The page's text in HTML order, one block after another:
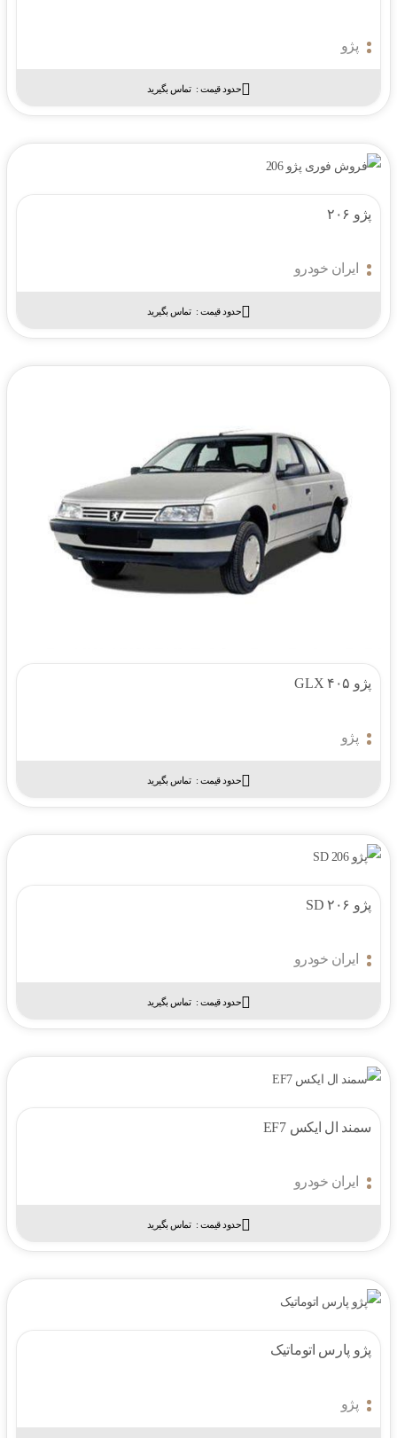
پژو
حدود قیمت :‌ تماس بگیرید
پژو ۲۰۶
ایران خودرو
حدود قیمت :‌ تماس بگیرید
پژو ۴۰۵ GLX
پژو
حدود قیمت :‌ تماس بگیرید
پژو ۲۰۶ SD
ایران خودرو
حدود قیمت :‌ تماس بگیرید
سمند ال ایکس EF7
ایران خودرو
حدود قیمت :‌ تماس بگیرید
پژو پارس اتوماتیک
پژو